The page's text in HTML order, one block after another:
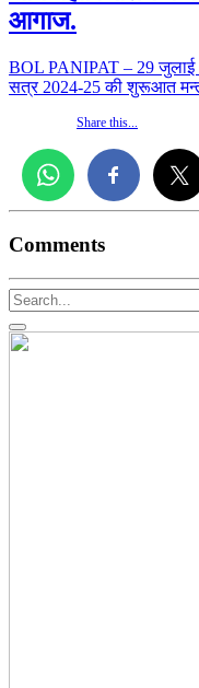
आगाज.
BOL PANIPAT – 29 जुलाई
सत्र 2024-25 की शुरूआत
Share this...
Comments